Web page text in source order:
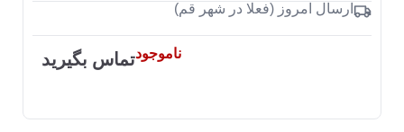
ارسال امروز (فعلا در شهر قم)
تماس بگیریدناموجود